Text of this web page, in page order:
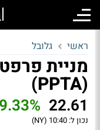
ראשי גלובל
מניית
(PPTA)
22.61
9.33%
נכון ל: 10:40 (NY)